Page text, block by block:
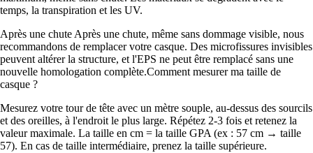
temps, la transpiration et les UV.
Après une chute Après une chute, même sans dommage visible, nous
recommandons de remplacer votre casque. Des microfissures invisibles
peuvent altérer la structure, et l'EPS ne peut être remplacé sans une
nouvelle homologation complète.Comment mesurer ma taille de
casque ?
Mesurez votre tour de tête avec un mètre souple, au-dessus des sourcils
et des oreilles, à l'endroit le plus large. Répétez 2-3 fois et retenez la
valeur maximale. La taille en cm = la taille GPA (ex : 57 cm → taille
57). En cas de taille intermédiaire, prenez la taille supérieure.